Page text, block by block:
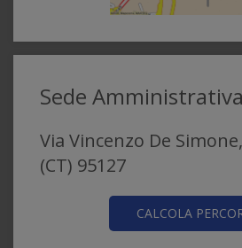
Sede Amministrativa
Via Vincenzo De
(CT) 95127
CALCOLA